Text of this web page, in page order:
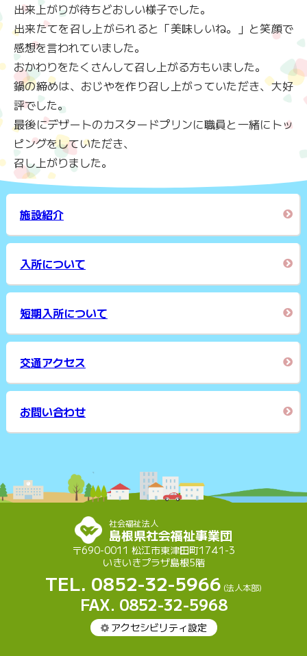
出来上がりが待ちどおしい様子でした。
出来たてを召し上がられると「美味しいね。」と笑顔で
感想を言われていました。
おかわりをたくさんして召し上がる方もいました。
鍋の締めは、おじやを作り召し上がっていただき、大好
評でした。
最後にデザートのカスタードプリンに職員と一緒にトッ
ピングをしていただき、
召し上がりました。
施設紹介
入所について
短期入所について
交通アクセス
お問い合わせ
社会福祉法人
島根県社会福祉事業団
〒690-0011 松江市東津田町1741-3
いきいきプラザ島根5階
TEL. 0852-32-5966 (法人本部)
FAX. 0852-32-5968
アクセシビリティ設定